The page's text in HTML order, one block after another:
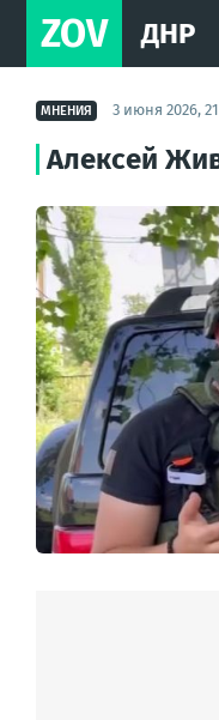
ZOV ДНР
МНЕНИЯ 3 июня 2026,
Алексей